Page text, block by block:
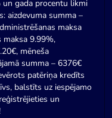
gada procentu likmi
aizdevuma summa –
maksa
9.99%,
mēneša
summa – 6376€
patēriņa kredīts
balstīts uz iespējamo
un